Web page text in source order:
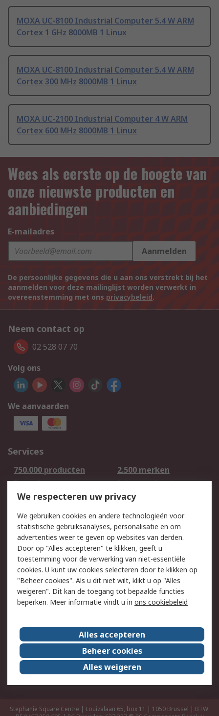
MOXA UC-8100 Industrial Computer 5.4 W ARM
Cortex 1 GHz 8000MB 1 Linux
MOXA UC-8100 Industrial Computer 5.4 W ARM
Cortex 300 MHz 8000MB 1 Linux
MOXA UC-2100 Industrial Computer 4 W ARM
Cortex 600 MHz 8000MB 1 Linux
Wees als eerste op de hoogte van
onze nieuwste producten en
aanbiedingen
E-mailadres
Aanmelden
De persoonlijke gegevens die u aan ons verstrekt bij het
aanmelden voor deze mailinglijst worden verwerkt in
overeenstemming met ons privacybeleid.
Neem contact op
02 528 07 70
Volg ons
We aanvaarden
Services
750.000 producten
2.500 merken
Bestellen
Inkoopoplossingen
Retouren
Technisch advies
Track & Trace
Wettelijk
Cookiebeleid
Email veiligheid
Privacybeleid -
Bijgewerkt
Websitevoorwaarden
Algemene
verkoopvoorwaarden
Over RS
RS Group
Over ons
RS wereldwijd
Werken bij RS
ESG
Stephanie Square Centre | Louizalaan 65, box 11 | 1050 Brussel | BTW:
We respecteren uw privacy
We gebruiken cookies en andere technologieën voor
statistische gebruiksanalyses, personalisatie en om
advertenties weer te geven op websites van derden.
Door op "Alles accepteren" te klikken, geeft u
toestemming voor de verwerking van niet-essentiële
cookies. U kunt uw cookies selecteren door te klikken op
"Beheer cookies". Als u dit niet wilt, klikt u op "Alles
weigeren". Dit kan de toegang tot bepaalde functies
beperken. Meer informatie vindt u in ons cookiebeleid
Alles accepteren
Beheer cookies
Alles weigeren